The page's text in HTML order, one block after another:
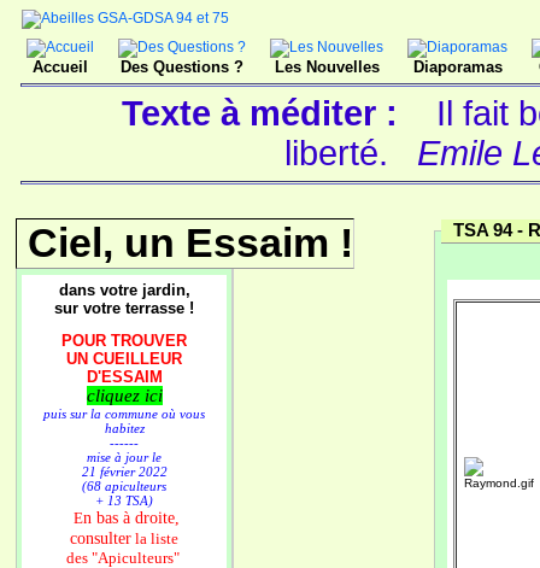
Accueil Des Questions ? Les Nouvelles Diaporamas
Texte à méditer :
Il fait
liberté.
Emile
Ciel, un Essaim !
dans votre jardin,
sur votre terrasse !
POUR TROUVER
UN CUEILLEUR
D'ESSAIM
cliquez ici
puis sur la commune où vous
habitez
------
mise à jour le
21 février 2022
(68 apiculteurs
+ 13 TSA)
En bas à droite,
consulter la liste
des "Apiculteurs"
TSA 94 -